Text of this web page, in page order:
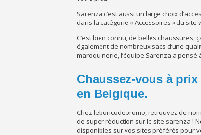
Sarenza c’est aussi un large choix
dans la catégorie « Accessoires » du
C’est bien connu, de belles chaussures,
également de nombreux sacs d’une
maroquinerie, l’équipe Sarenza a pensé
Chaussez-vous à
en Belgique.
Chez leboncodepromo, retrouvez de
de super réduction sur le site sarenza !
disponibles sur vos sites préférés pour